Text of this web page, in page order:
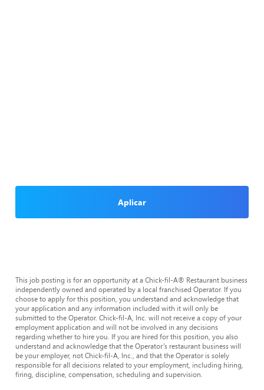
Aplicar
This job posting is for an opportunity at a Chick-fil-A® Restaurant business
independently owned and operated by a local franchised Operator. If you
choose to apply for this position, you understand and acknowledge that
your application and any information included with it will only be
submitted to the Operator. Chick-fil-A, Inc. will not receive a copy of your
employment application and will not be involved in any decisions
regarding whether to hire you. If you are hired for this position, you also
understand and acknowledge that the Operator’s restaurant business will
be your employer, not Chick-fil-A, Inc., and that the Operator is solely
responsible for all decisions related to your employment, including hiring,
firing, discipline, compensation, scheduling and supervision.